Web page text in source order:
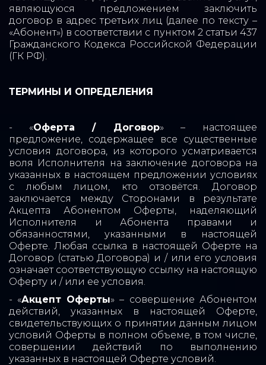
являющуюся предложением заключить
договор в адрес третьих лиц (далее по тексту –
«Абонент») в соответствии с пунктом 2 статьи 437
Гражданского Кодекса Российской Федерации
(ГК РФ).
ТЕРМИНЫ И ОПРЕДЕЛЕНИЯ
- «Оферта / Договор» – настоящее
предложение, содержащее все существенные
условия договора, из которого усматривается
воля Исполнителя на заключение договора на
указанных в настоящем предложении условиях
с любым лицом, кто отзовётся. Договор
заключается между Сторонами в результате
Акцепта Абонентом Оферты, наделяющий
Исполнителя и Абонента правами и
обязанностями, указанными в настоящей
Оферте. Любая ссылка в настоящей Оферте на
Договор (статью Договора) и / или его условия
означает соответствующую ссылку на настоящую
Оферту и / или ее условия.
- «Акцепт Оферты» – совершение Абонентом
действий, указанных в настоящей Оферте,
свидетельствующих о принятии данным лицом
условий Оферты в полном объеме, в том числе,
совершении действий по выполнению
указанных в настоящей Оферте условий.